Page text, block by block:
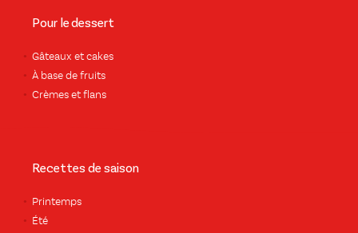
Pour le dessert
Gâteaux et cakes
À base de fruits
Crèmes et flans
Recettes de saison
Printemps
Été